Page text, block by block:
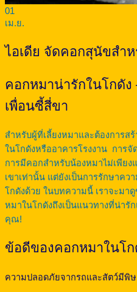
01
เม.ย.
ไอเดีย จัดคอกสุนัขสำ
คอกหมาน่ารักในโกดั
เพื่อนซี้สี่ขา
สำหรับผู้ที่เลี้ยงหมาและต้องการส
ในโกดังหรืออาคารโรงงาน การ
การมีคอกสำหรับน้องหมาไม่เพีย
เขาเท่านั้น แต่ยังเป็นการรักษาค
โกดังด้วย ในบทความนี้ เราจะมา
หมาในโกดังถึงเป็นแนวทางที่น่ารั
คุณ!
ข้อดีของคอกหมาในโก
ความปลอดภัยจากรถและสัตว์มีพิษ